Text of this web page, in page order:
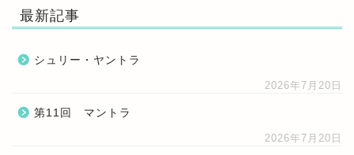
最新記事
シュリー・ヤントラ
2026年7月20日
第11回 マントラ
2026年7月20日